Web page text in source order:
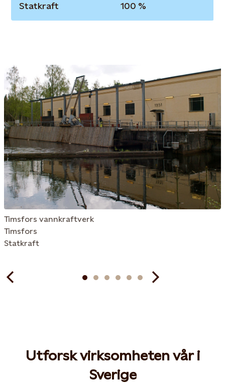
Statkraft 100 %
Timsfors vannkraftverk
Timsfors
Statkraft
Utforsk virksomheten vår i
Sverige